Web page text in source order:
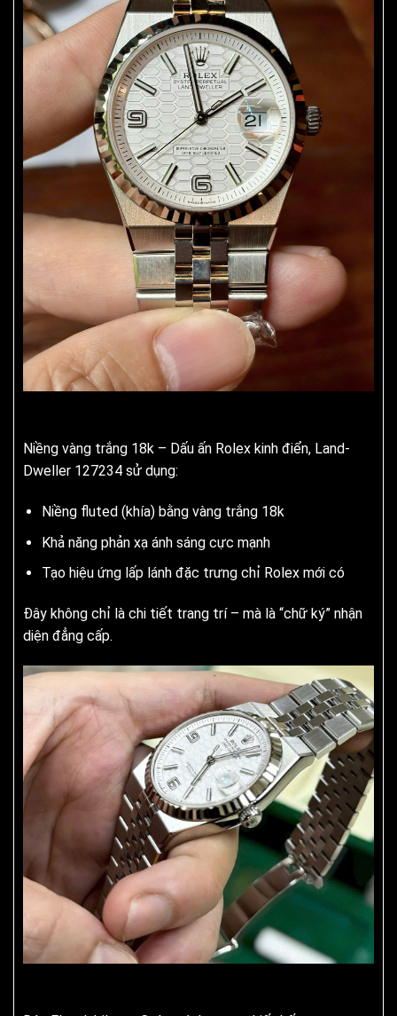
Niềng vàng trắng 18k – Dấu ấn Rolex kinh điển, Land-
Dweller 127234 sử dụng:
Niềng fluted (khía) bằng vàng trắng 18k
Khả năng phản xạ ánh sáng cực mạnh
Tạo hiệu ứng lấp lánh đặc trưng chỉ Rolex mới có
Đây không chỉ là chi tiết trang trí – mà là “chữ ký” nhận
diện đẳng cấp.